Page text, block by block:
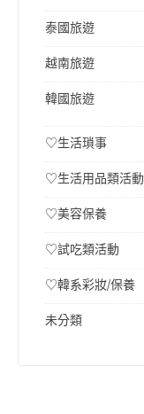
泰國旅遊
越南旅遊
韓國旅遊
♡生活瑣事
♡生活用品類活動
♡美容保養
♡試吃類活動
♡韓系彩妝/保養
未分類